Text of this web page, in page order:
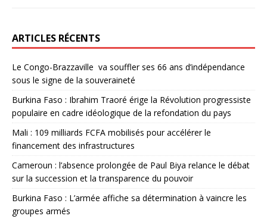
ARTICLES RÉCENTS
Le Congo-Brazzaville va souffler ses 66 ans d’indépendance
sous le signe de la souveraineté
Burkina Faso : Ibrahim Traoré érige la Révolution progressiste
populaire en cadre idéologique de la refondation du pays
Mali : 109 milliards FCFA mobilisés pour accélérer le
financement des infrastructures
Cameroun : l’absence prolongée de Paul Biya relance le débat
sur la succession et la transparence du pouvoir
Burkina Faso : L’armée affiche sa détermination à vaincre les
groupes armés